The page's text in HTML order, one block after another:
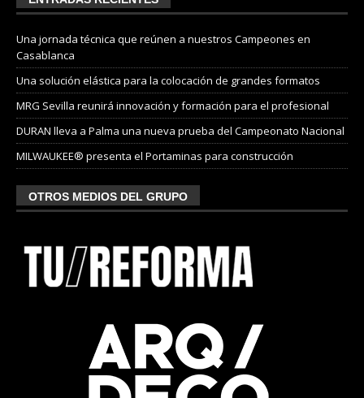
Una jornada técnica que reúnen a nuestros Campeones en
Casablanca
Una solución elástica para la colocación de grandes formatos
MRG Sevilla reunirá innovación y formación para el profesional
DURAN lleva a Palma una nueva prueba del Campeonato Nacional
MILWAUKEE® presenta el Portaminas para construcción
OTROS MEDIOS DEL GRUPO